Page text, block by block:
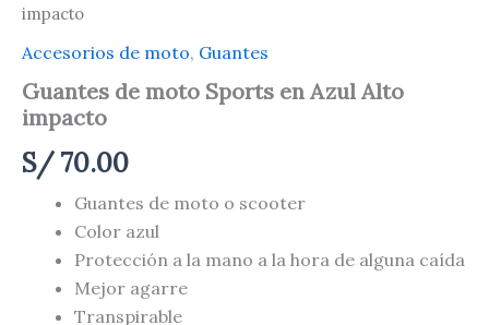
impacto
Accesorios de moto, Guantes
Guantes de moto Sports en Azul Alto
impacto
S/70.00
Guantes de moto o scooter
Color azul
Protección a la mano a la hora de alguna caída
Mejor agarre
Transpirable